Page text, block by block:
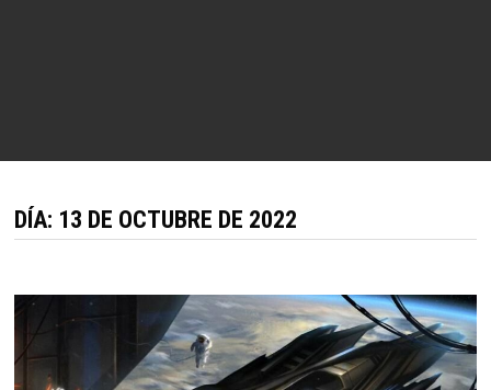
DÍA: 13 DE OCTUBRE DE 2022